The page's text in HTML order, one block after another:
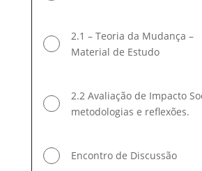
2.1 – Teoria da Mudança –
Material de Estudo
2.2 Avaliação de Impacto
metodologias e reflexões.
Encontro de Discussão